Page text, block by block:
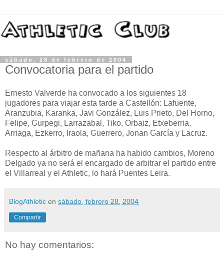
sábado, 28 de febrero de 2004
Convocatoria para el partido
Ernesto Valverde ha convocado a los siguientes 18
jugadores para viajar esta tarde a Castellón: Lafuente,
Aranzubia, Karanka, Javi González, Luis Prieto, Del Horno,
Felipe, Gurpegi, Larrazabal, Tiko, Orbaiz, Etxeberria,
Arriaga, Ezkerro, Iraola, Guerrero, Jonan García y Lacruz.
Respecto al árbitro de mañana ha habido cambios, Moreno
Delgado ya no será el encargado de arbitrar el partido entre
el Villarreal y el Athletic, lo hará Puentes Leira.
BlogAthletic en sábado, febrero 28, 2004
Compartir
No hay comentarios: